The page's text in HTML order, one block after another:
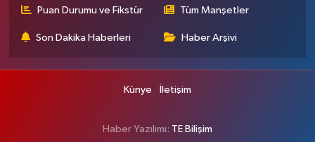
Puan Durumu ve Fikstür Tüm Manşetler
Son Dakika Haberleri Haber Arşivi
Künye İletişim
Haber Yazılımı: TE Bilişim